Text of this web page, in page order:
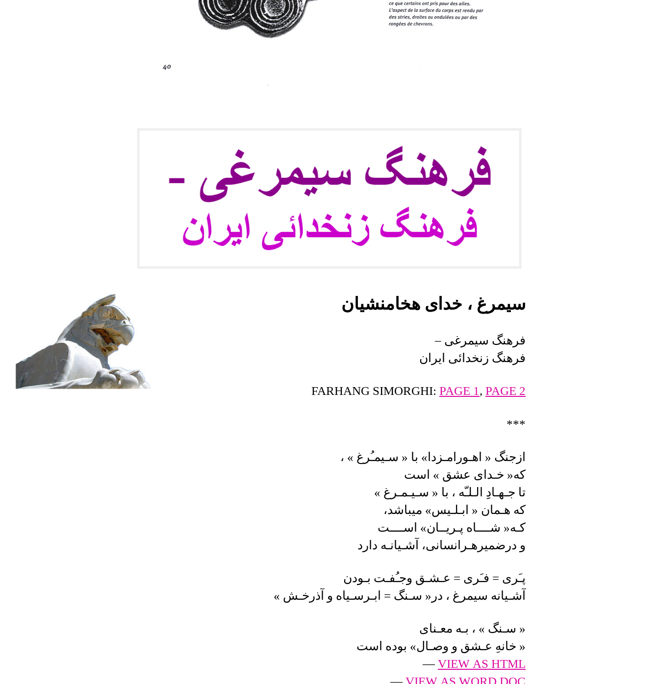
سیمرغ ، خدای هخامنشیان
فرهنگ سیمرغی –
فرهنگ زنخدائی ایران
FARHANG SIMORGHI: PAGE 1, PAGE 2
***
ازجنگ « اهـورامـزدا» با « سـیمـُرغ » ،
که« خـدای عشق » است
تا جـهـادِِ الـلـّه ، با « سـیـمـرغ »
که هـمان « ابـلـیس» میباشد،
کـه« شــــاه پـریــان» اســــت
و درضمیرهـرانسانی، آشـیانـه دارد
پـَری = فـَری = عـشـق وجـُفـت بـودن
آشـیانه سیمرغ ، در« سـنگ = ابـرسـیاه و آذرخـش »
« سـنگ » ، بـه معـنای
« خانهِ عـشق و وصـال» بوده است
VIEW AS HTML
—